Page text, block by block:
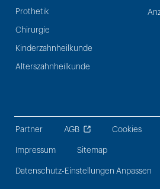
Prothetik
Chirurgie
Kinderzahnheilkunde
Alterszahnheilkunde
Partner AGB Cookies
Impressum Sitemap
Datenschutz-Einstellungen Anpassen